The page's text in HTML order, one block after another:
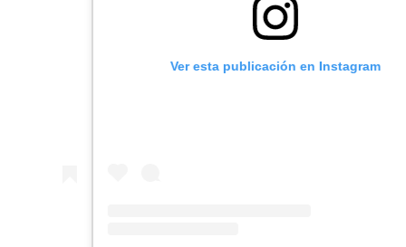
Ver esta publicación en Instagram